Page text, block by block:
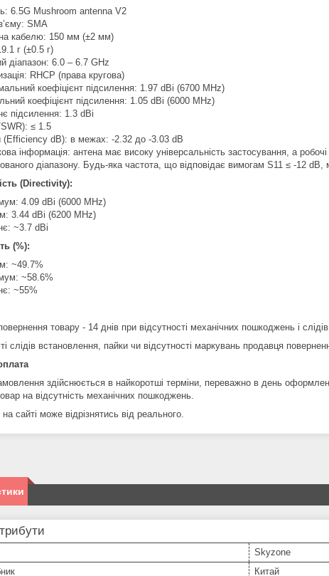
6.5G Mushroom antenna V2
SMA
кабелю: 150 мм (±2 мм)
г (±0.5 г)
діапазон: 6.0 – 6.7 GHz
RHCP (права кругова)
коефіцієнт підсилення: 1.97 dBi (6700 MHz)
коефіцієнт підсилення: 1.05 dBi (6000 MHz)
підсилення: 1.3 dBi
≤ 1.5
(Efficiency dB): в межах: -2.32 до -3.03 dB
інформація: антена має високу універсальність застосування, а
діапазону. Будь-яка частота, що відповідає вимогам S11 ≤ -12
(Directivity):
4.09 dBi (6000 MHz)
3.44 dBi (6200 MHz)
~3.7 dBi
(%):
~49.7%
~58.6%
~55%
товару - 14 днів при відсутності механічних пошкоджень і
слідів встановлення, пайки чи відсутності маркувань продавця
здійснюється в найкоротші терміни, переважно в день
на відсутність механічних пошкоджень.
сайті може відрізнятись від реального.
Skyzone
Китай